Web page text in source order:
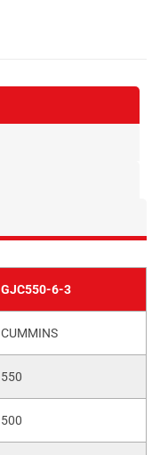
GJC550-6-3
CUMMINS
550
500